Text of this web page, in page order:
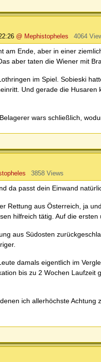
@ Mephistopheles 4064
am Ende, aber in einer
aber taten die Wiener mit
im Spiel. Sobieski
Und gerade die
wars schließlich,
3858 Views
da passt dein Einwand
Rettung aus Österreich, ja
hilfreich tätig. Auf die
aus Südosten
damals eigentlich im
bis zu 2 Wochen
ich allerhöchste